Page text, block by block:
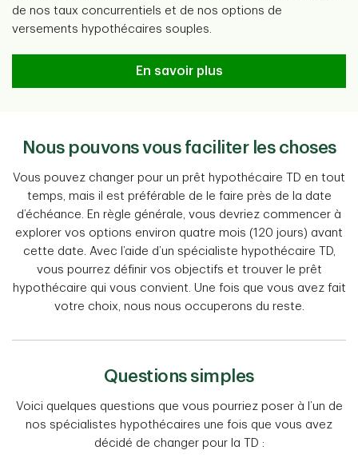
de nos taux concurrentiels et de nos options de
versements hypothécaires souples.
Changez d’air
En savoir plus
Nous pouvons vous faciliter les choses
Vous pouvez changer pour un prêt hypothécaire TD en tout
temps, mais il est préférable de le faire près de la date
d’échéance. En règle générale, vous devriez commencer à
explorer vos options environ quatre mois (120 jours) avant
cette date. Avec l’aide d’un spécialiste hypothécaire TD,
vous pourrez définir vos objectifs et trouver le prêt
hypothécaire qui vous convient. Une fois que vous avez fait
votre choix, nous nous occuperons du reste.
Questions simples
Voici quelques questions que vous pourriez poser à l’un de
nos spécialistes hypothécaires une fois que vous avez
décidé de changer pour la TD :